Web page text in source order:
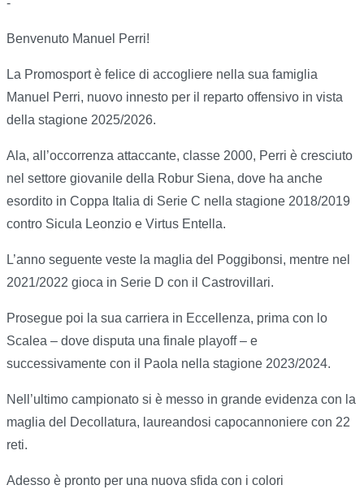
-
Benvenuto Manuel Perri!
La Promosport è felice di accogliere nella sua famiglia
Manuel Perri, nuovo innesto per il reparto offensivo in vista
della stagione 2025/2026.
Ala, all’occorrenza attaccante, classe 2000, Perri è cresciuto
nel settore giovanile della Robur Siena, dove ha anche
esordito in Coppa Italia di Serie C nella stagione 2018/2019
contro Sicula Leonzio e Virtus Entella.
L’anno seguente veste la maglia del Poggibonsi, mentre nel
2021/2022 gioca in Serie D con il Castrovillari.
Prosegue poi la sua carriera in Eccellenza, prima con lo
Scalea – dove disputa una finale playoff – e
successivamente con il Paola nella stagione 2023/2024.
Nell’ultimo campionato si è messo in grande evidenza con la
maglia del Decollatura, laureandosi capocannoniere con 22
reti.
Adesso è pronto per una nuova sfida con i colori